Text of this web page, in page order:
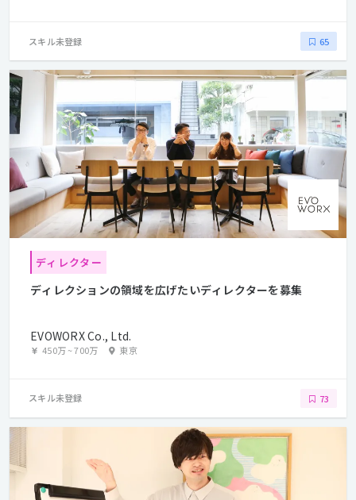
スキル未登録 65
ディレクター
ディレクションの領域を広げたいディレクターを募集
EVOWORX Co., Ltd.
450万~700万 東京
スキル未登録 73